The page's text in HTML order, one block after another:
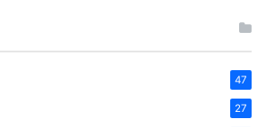
47
27